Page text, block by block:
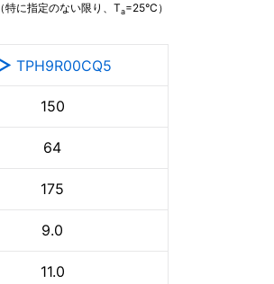
（特に指定のない限り、Ta=25°C）
TPH9R00CQ5
150
64
175
9.0
11.0